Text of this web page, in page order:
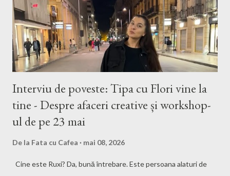
Interviu de poveste: Tipa cu Flori vine la
tine - Despre afaceri creative și workshop-
ul de pe 23 mai
De la Fata cu Cafea mai 08, 2026
Cine este Ruxi? Da, bună întrebare. Este persoana alaturi de